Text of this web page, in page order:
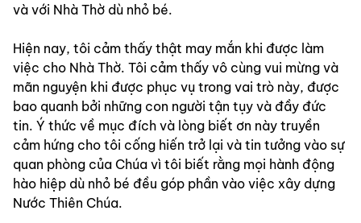
và với Nhà Thờ dù nhỏ bé.
Hiện nay, tôi cảm thấy thật may mắn khi được làm
việc cho Nhà Thờ. Tôi cảm thấy vô cùng vui mừng và
mãn nguyện khi được phục vụ trong vai trò này, được
bao quanh bởi những con người tận tụy và đầy đức
tin. Ý thức về mục đích và lòng biết ơn này truyền
cảm hứng cho tôi cống hiến trở lại và tin tưởng vào sự
quan phòng của Chúa vì tôi biết rằng mọi hành động
hào hiệp dù nhỏ bé đều góp phần vào việc xây dựng
Nước Thiên Chúa.